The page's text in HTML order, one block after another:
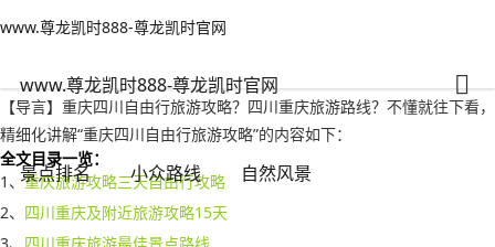
www.尊龙凯时888-尊龙凯时官网
www.尊龙凯时888-尊龙凯时官网
景点排名 小众路线 自然风景
www.尊龙凯时888-尊龙凯时官网
重庆四川自由行旅游攻略？四川重庆旅游路线-www.尊龙凯时888
【导言】重庆四川自由行旅游攻略？四川重庆旅游路线？不懂就往下看，
精细化讲解“重庆四川自由行旅游攻略”的内容如下：
全文目录一览：
1、重庆旅游攻略三天自由行攻略
2、 四川重庆及附近旅游攻略15天